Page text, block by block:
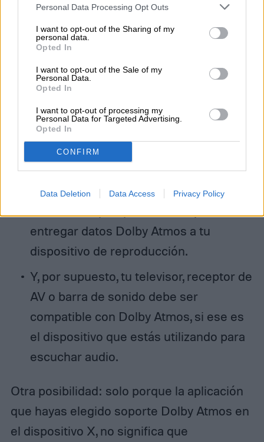
Personal Data Processing Opt Outs
I want to opt-out of the Sharing of my
personal data.
Opted In
I want to opt-out of the Sale of my
Personal Data.
Opted In
I want to opt-out of processing my
Personal Data for Targeted Advertising.
Opted In
CONFIRM
Data Deletion Data Access Privacy Policy
reproduciendo tiene que ser capaz de
decodificar Dolby Atmos o pasarlo a
través de un sistema de sonido
compatible con Dolby Atmos sin
alterarlo, lo que se conoce como
passthrough”. Cualquier alteración
probablemente destruirá los datos de
Atmos.
La aplicación que está utilizando, por
ejemplo, Plex, Netflix, iTunes, Amazon
entregar datos Dolby Atmos a tu
dispositivo de reproducción.
Y, por supuesto, tu televisor, receptor de
AV o barra de sonido debe ser
compatible con Dolby Atmos, si ese es
el dispositivo que estás utilizando para
escuchar audio.
Otra posibilidad: solo porque la aplicación
que hayas elegido soporte Dolby Atmos en
el dispositivo X, no significa que